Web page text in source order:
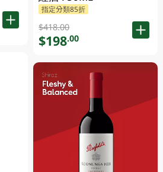
指定分類85折
$418.00
$198.00